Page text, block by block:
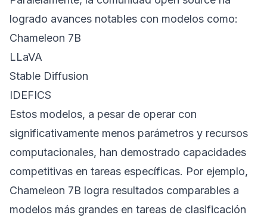
logrado avances notables con modelos como:
Chameleon 7B
LLaVA
Stable Diffusion
IDEFICS
Estos modelos, a pesar de operar con
significativamente menos parámetros y recursos
computacionales, han demostrado capacidades
competitivas en tareas específicas. Por ejemplo,
Chameleon 7B logra resultados comparables a
modelos más grandes en tareas de clasificación